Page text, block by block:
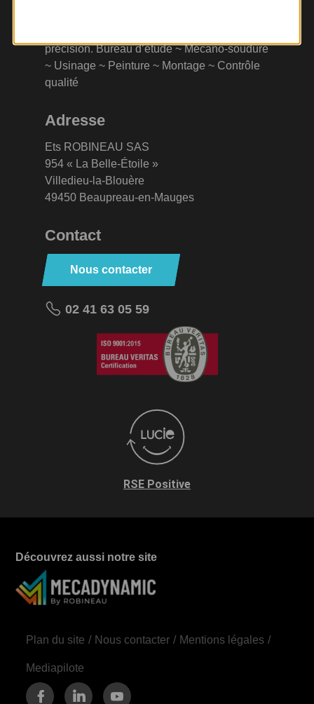
précision. Bureau d’étude ~ Mécano-soudure
~ Usinage ~ Peinture ~ Montage ~ Contrôle
qualité
Adresse
Ets ROBINEAU SAS
954 « La Belle-Étoile »
Villedieu-la-Blouère
49450 Beaupreau-en-Mauges
Contact
Nous contacter
02 41 63 05 59
RSE Positive
Découvrez aussi notre site
Plan du site Nous contacter Mentions légales
Mediapilote